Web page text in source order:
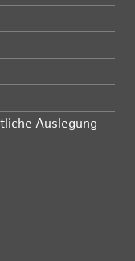
Auslegung